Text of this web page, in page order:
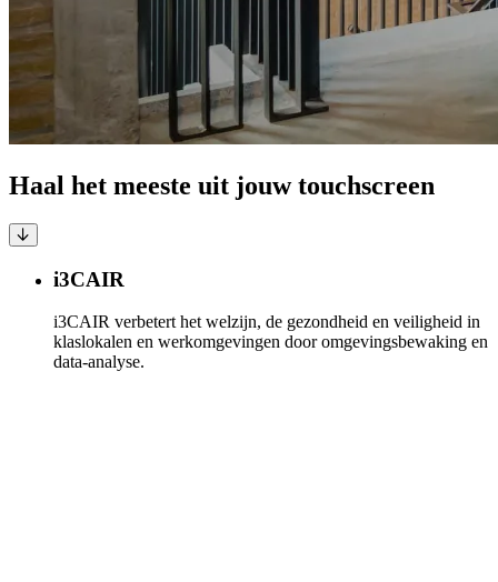
Haal het meeste uit jouw touchscreen
i3CAIR
i3CAIR verbetert het welzijn, de gezondheid en veiligheid in
klaslokalen en werkomgevingen door omgevingsbewaking en
data-analyse.